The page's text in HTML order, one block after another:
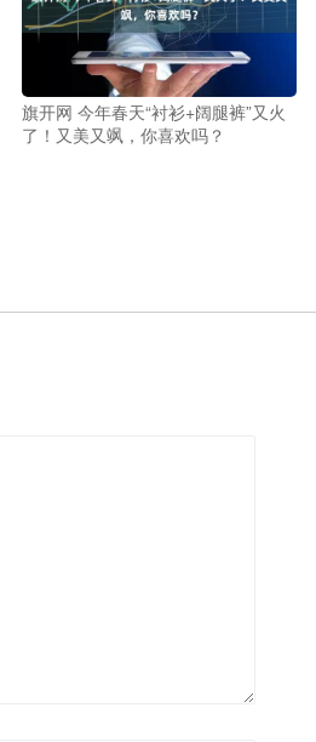
旗开网 今年春天“衬衫+阔腿裤”又火
了！又美又飒，你喜欢吗？